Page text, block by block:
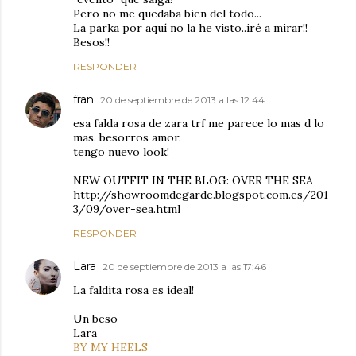
Pero no me quedaba bien del todo...
La parka por aquí no la he visto..iré a mirar!!
Besos!!
RESPONDER
fran 20 de septiembre de 2013 a las 12:44
esa falda rosa de zara trf me parece lo mas d lo
mas. besorros amor.
tengo nuevo look!
NEW OUTFIT IN THE BLOG: OVER THE SEA
http://showroomdegarde.blogspot.com.es/201
3/09/over-sea.html
RESPONDER
Lara 20 de septiembre de 2013 a las 17:46
La faldita rosa es ideal!
Un beso
Lara
BY MY HEELS